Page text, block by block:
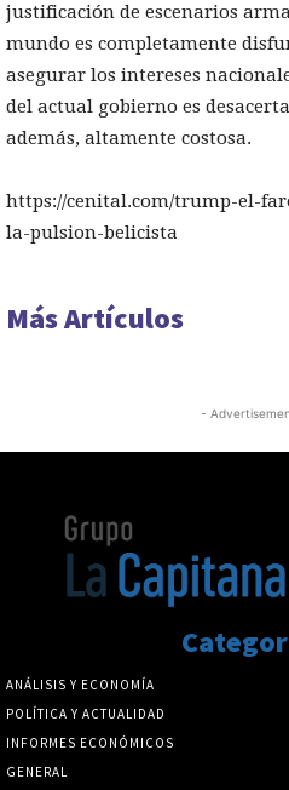
justificación de escenarios
mundo es completamente
asegurar los intereses
del actual gobierno es
además, altamente costosa.
https://cenital.com/trump-el-
la-pulsion-belicista
Más Artículos
-
ANÁLISIS Y ECONOMÍA
POLÍTICA Y ACTUALIDAD
INFORMES ECONÓMICOS
GENERAL